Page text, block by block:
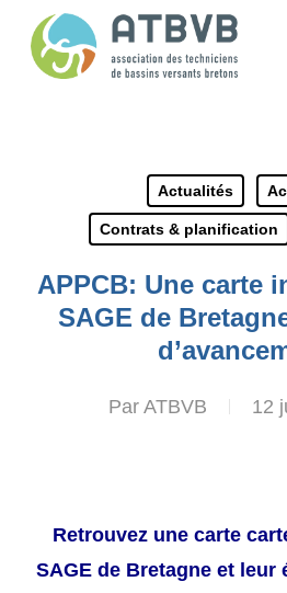
Actualités
Contrats & planification
APPCB: Une carte
SAGE de
Par ATBVB 12
Retrouvez une carte
SAGE de Bretagne et leur
Panneau de gestion des cookies